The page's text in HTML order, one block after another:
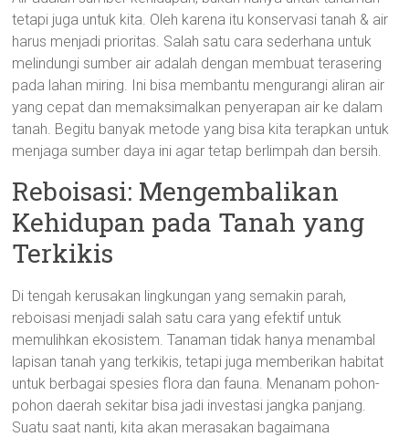
tetapi juga untuk kita. Oleh karena itu konservasi tanah & air
harus menjadi prioritas. Salah satu cara sederhana untuk
melindungi sumber air adalah dengan membuat terasering
pada lahan miring. Ini bisa membantu mengurangi aliran air
yang cepat dan memaksimalkan penyerapan air ke dalam
tanah. Begitu banyak metode yang bisa kita terapkan untuk
menjaga sumber daya ini agar tetap berlimpah dan bersih.
Reboisasi: Mengembalikan
Kehidupan pada Tanah yang
Terkikis
Di tengah kerusakan lingkungan yang semakin parah,
reboisasi menjadi salah satu cara yang efektif untuk
memulihkan ekosistem. Tanaman tidak hanya menambal
lapisan tanah yang terkikis, tetapi juga memberikan habitat
untuk berbagai spesies flora dan fauna. Menanam pohon-
pohon daerah sekitar bisa jadi investasi jangka panjang.
Suatu saat nanti, kita akan merasakan bagaimana